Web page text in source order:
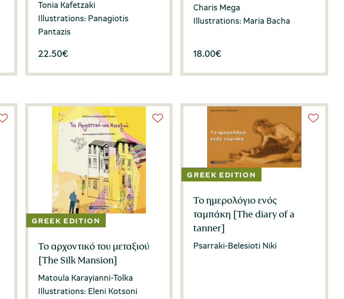
Tonia Kafetzaki
Illustrations: Panagiotis
Pantazis
22.50€
Charis Mega
Illustrations: Maria Bacha
18.00€
Το αρχοντικό του μεταξιού
[The Silk Mansion]
Matoula Karayianni-Tolka
Illustrations: Eleni Kotsoni
Το ημερολόγιο ενός
ταμπάκη [The diary of a
tanner]
Psarraki-Belesioti Niki